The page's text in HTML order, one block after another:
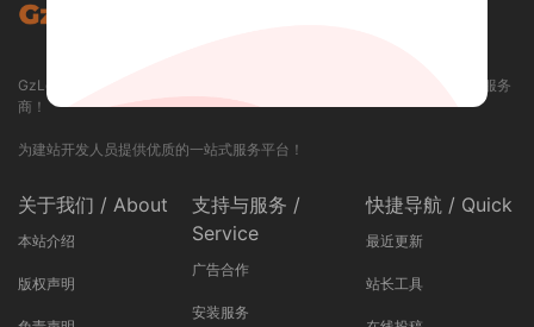
GzLoG 资源网 / GZLOG.COM - 专业提供各类精品资源下载和定制开发的服务
商！
为建站开发人员提供优质的一站式服务平台！
关于我们 / About
本站介绍
版权声明
支持与服务 /
Service
广告合作
安装服务
快捷导航 / Quick
最近更新
站长工具